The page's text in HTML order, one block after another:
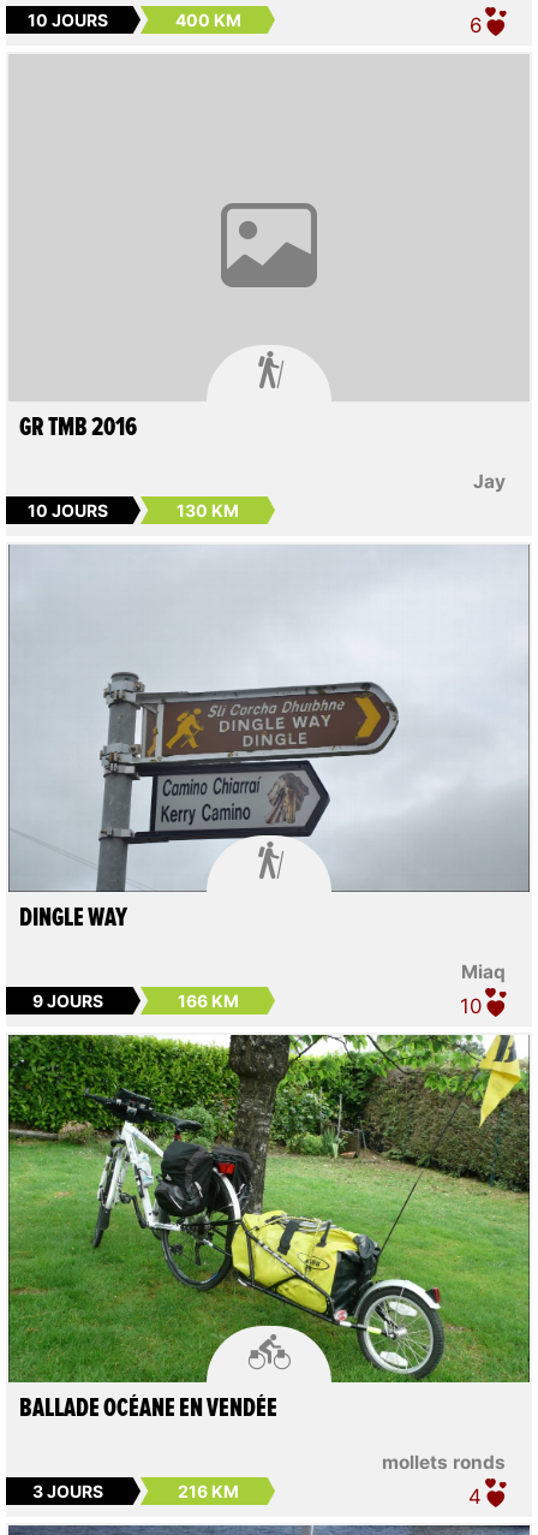
10 JOURS 400 KM 6

Jay
GR TMB 2016
10 JOURS 130 KM

Miaq
DINGLE WAY
9 JOURS 166 KM 10

mollets ronds
BALLADE OCÉANE EN VENDÉE
3 JOURS 216 KM 4